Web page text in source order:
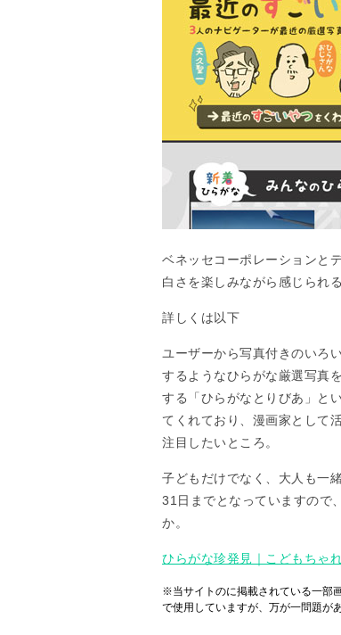
ベネッセコーポレーションと
白さを楽しみながら感じられ
詳しくは以下
ユーザーから写真付きのいろ
するようなひらがな厳選写真
する「ひらがなとりびあ」と
てくれており、漫画家として
注目したいところ。
子どもだけでなく、大人も一
31日までとなっていますので
か。
ひらがな珍発見｜こどもちゃ
※当サイトのに掲載されている一部
で使用していますが、万が一問題が